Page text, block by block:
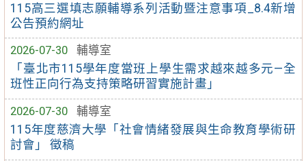
115高三選填志願輔導系列活動暨注意事項_8.4新增
公告預約網址
2026-07-30
輔導室
「臺北市115學年度當班上學生需求越來越多元—全
班性正向行為支持策略研習實施計畫」
2026-07-30
輔導室
115年度慈濟大學「社會情緒發展與生命教育學術研
討會」 徵稿